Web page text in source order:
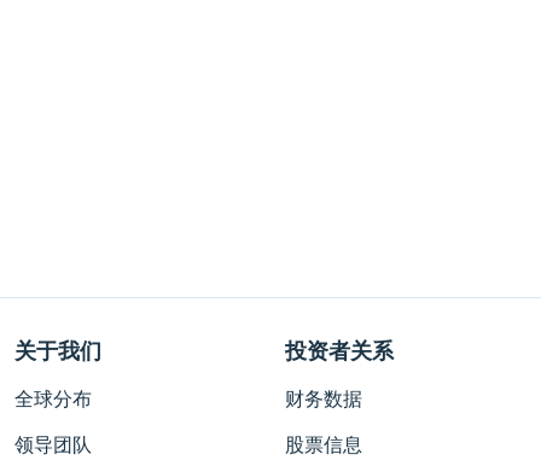
关于我们
全球分布
领导团队
投资者关系
财务数据
股票信息